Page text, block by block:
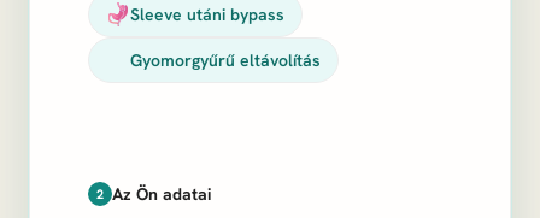
Sleeve utáni bypass
Gyomorgyűrű eltávolítás
2 Az Ön adatai